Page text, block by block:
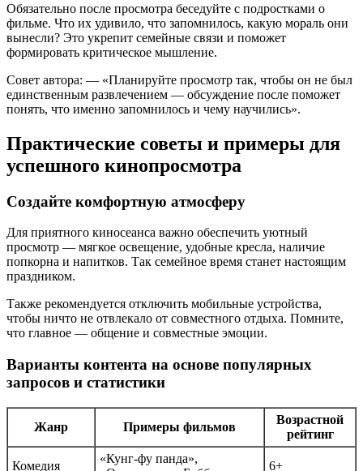
Обязательно после просмотра беседуйте с подростками о
фильме. Что их удивило, что запомнилось, какую мораль они
вынесли? Это укрепит семейные связи и поможет
формировать критическое мышление.
Совет автора: — «Планируйте просмотр так, чтобы он не был
единственным развлечением — обсуждение после поможет
понять, что именно запомнилось и чему научились».
Практические советы и примеры для
успешного кинопросмотра
Создайте комфортную атмосферу
Для приятного киносеанса важно обеспечить уютный
просмотр — мягкое освещение, удобные кресла, наличие
попкорна и напитков. Так семейное время станет настоящим
праздником.
Также рекомендуется отключить мобильные устройства,
чтобы ничто не отвлекало от совместного отдыха. Помните,
что главное — общение и совместные эмоции.
Варианты контента на основе популярных
запросов и статистики
Жанр Примеры фильмов
Возрастной
рейтинг
Комедия
«Кунг-фу панда»,
6+